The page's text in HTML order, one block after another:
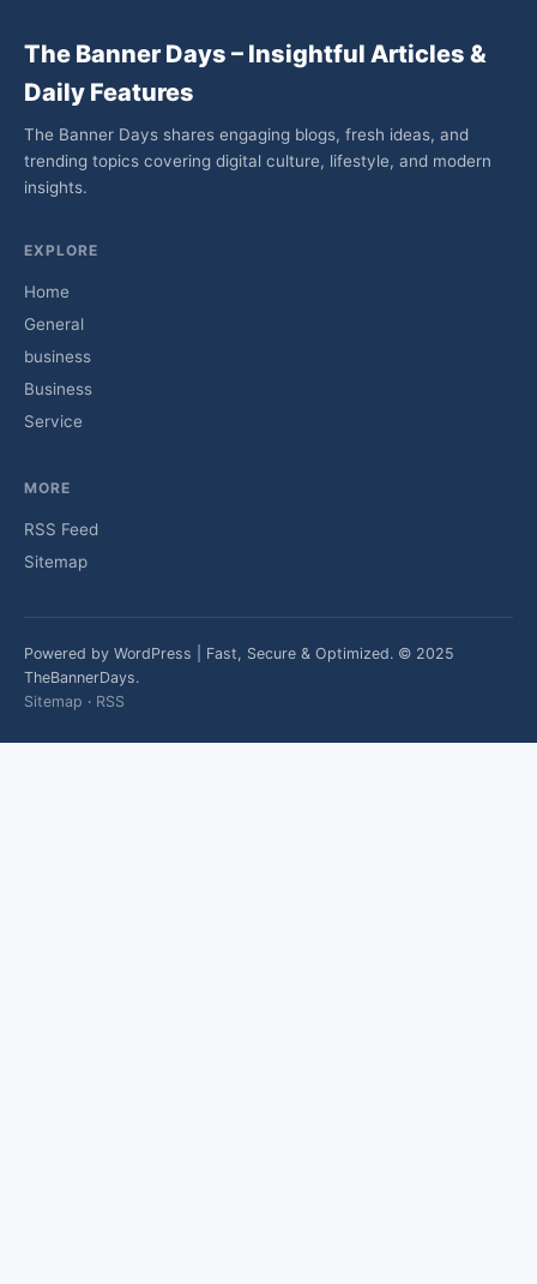
The Banner Days – Insightful Articles &
Daily Features
The Banner Days shares engaging blogs, fresh ideas, and
trending topics covering digital culture, lifestyle, and modern
insights.
EXPLORE
Home
General
business
Business
Service
MORE
RSS Feed
Sitemap
Powered by WordPress | Fast, Secure & Optimized. © 2025
TheBannerDays.
Sitemap · RSS